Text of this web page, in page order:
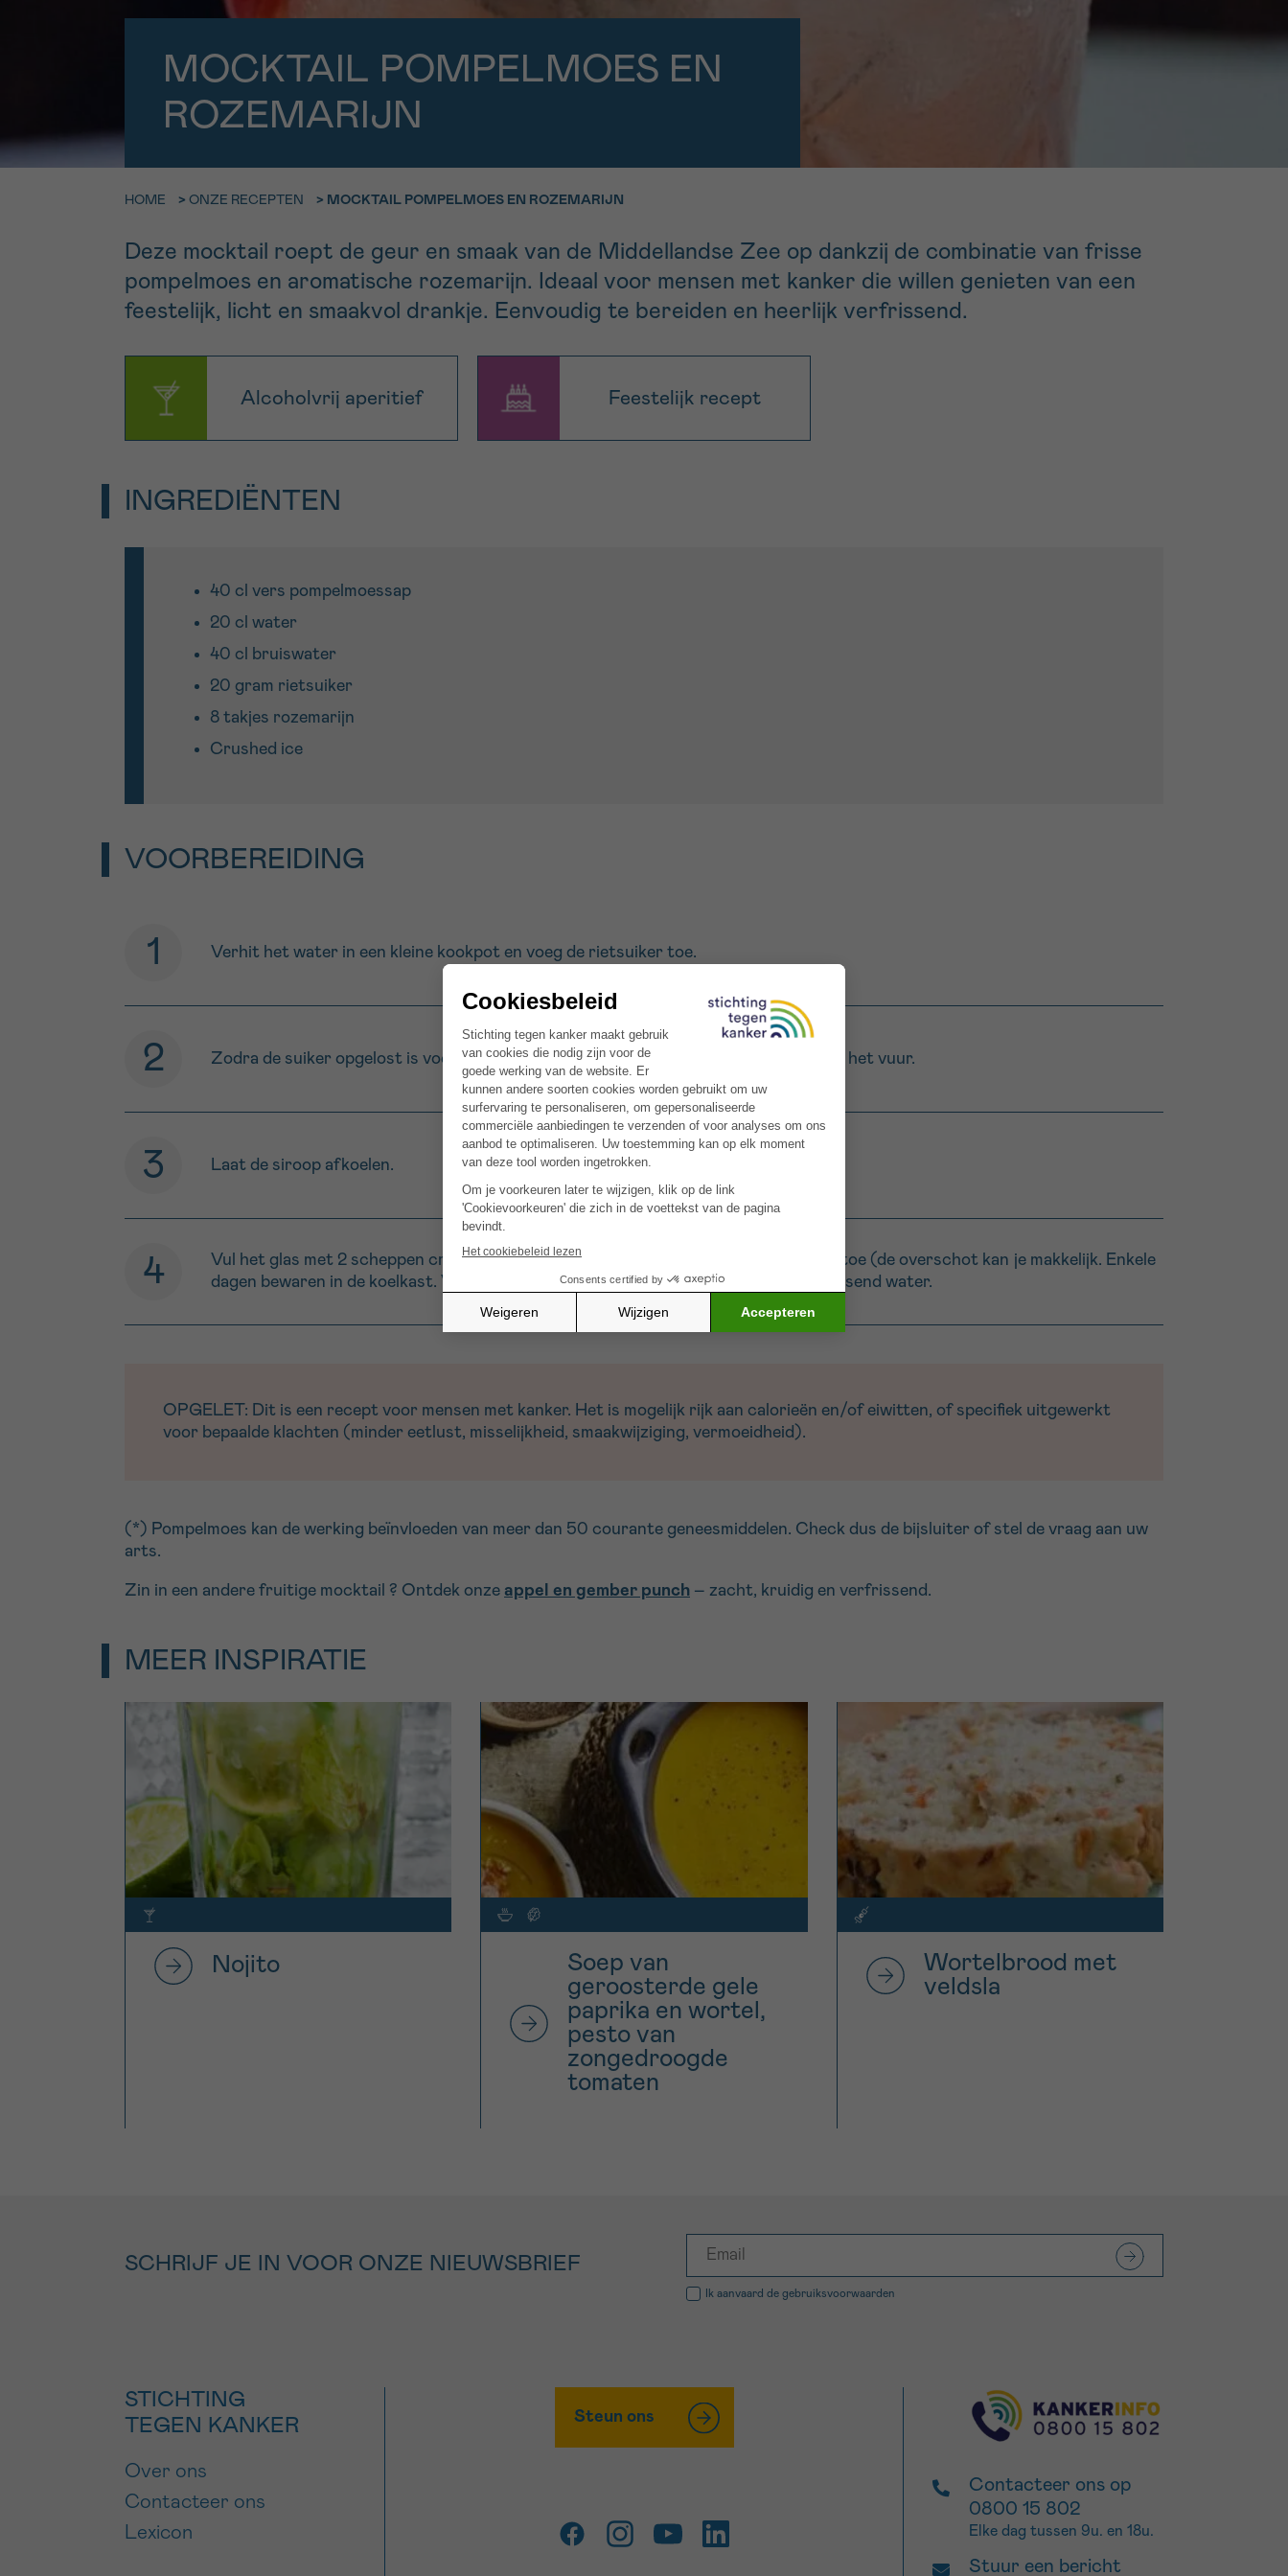
MOCKTAIL POMPELMOES EN
ROZEMARIJN
HOME > ONZE RECEPTEN > MOCKTAIL POMPELMOES EN ROZEMARIJN
Deze mocktail roept de geur en smaak van de Middellandse Zee op dankzij de combinatie van frisse
pompelmoes en aromatische rozemarijn. Ideaal voor mensen met kanker die willen genieten van een
feestelijk, licht en smaakvol drankje. Eenvoudig te bereiden en heerlijk verfrissend.
Alcoholvrij aperitief Feestelijk recept
INGREDIËNTEN
40 cl vers pompelmoessap
20 cl water
40 cl bruiswater
20 gram rietsuiker
8 takjes rozemarijn
Crushed ice
VOORBEREIDING
Verhit het water in een kleine kookpot en voeg de rietsuiker toe.
Zodra de suiker opgelost is voeg je 4 rozemarijntakjes toe en haal je de kookpot van het vuur.
Laat de siroop afkoelen.
Vul het glas met 2 scheppen crushed ice. Voeg 4 eetlepels van de rozemarijnsiroop toe (de overschot kan je makkelijk. Enkele
dagen bewaren in de koelkast. Voeg 10 cl pompelmoessap toe. Vul aan met 10 cl bruisend water.
OPGELET: Dit is een recept voor mensen met kanker. Het is mogelijk rijk aan calorieën en/of eiwitten, of specifiek uitgewerkt
voor bepaalde klachten (minder eetlust, misselijkheid, smaakwijziging, vermoeidheid).
(*) Pompelmoes kan de werking beïnvloeden van meer dan 50 courante geneesmiddelen. Check dus de bijsluiter of stel de vraag aan uw
arts.
Zin in een andere fruitige mocktail ? Ontdek onze appel en gember punch – zacht, kruidig en verfrissend.
MEER INSPIRATIE
Nojito
Soep van
geroosterde gele
paprika en wortel,
pesto van
zongedroogde
tomaten
Wortelbrood met
veldsla
SCHRIJF JE IN VOOR ONZE NIEUWSBRIEF
Ik aanvaard de gebruiksvoorwaarden
Bel ons op 0800 15 802
ma-vrij 9u tot 18u
Ik wil graag opgebeld
MIJN VRAAG
Ik aanvaard de gebruiksvoorwaarden
*VERPLICHT VELD
Sturen
STICHTING
TEGEN KANKER
Over ons
Contacteer ons
Lexicon
Steun ons
Contacteer ons op
0800 15 802
Elke dag tussen 9u. en 18u.
Stuur een bericht